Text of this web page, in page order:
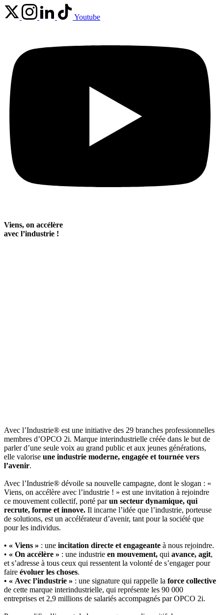
Youtube
Viens, on accélère
avec l’industrie !
Avec l’Industrie® est une initiative des 29 branches professionnelles
membres d’OPCO 2i. Marque interindustrielle créée dans le but de
parler d’une seule voix au grand public et aux jeunes générations,
elle valorise une industrie moderne, engagée et tournée vers
l’avenir.
Avec l’Industrie® dévoile sa nouvelle campagne, dont le slogan : «
Viens, on accélère avec l’industrie ! » est une invitation à rejoindre
ce mouvement collectif, porté parun secteur dynamique, qui
recrute, forme et innove. Il incarne l’idée que l’industrie, porteuse
de solutions, est un accélérateur d’avenir, tant pour la société que
pour les individus.
• « Viens » : une incitation directe et engageante à nous rejoindre.
• « On accélère » : une industrie en mouvement, qui avance, agit,
et s’adresse à tous ceux qui ressentent la volonté de s’engager pour
faire évoluer les choses.
• « Avec l’industrie » : une signature qui rappelle la force collective
de cette marque interindustrielle, qui représente les 90 000
entreprises et 2,9 millions de salariés accompagnés par OPCO 2i.